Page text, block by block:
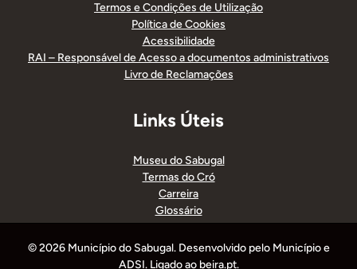
Termos e Condições de Utilização
Política de Cookies
Acessibilidade
RAI – Responsável de Acesso a documentos administrativos
Livro de Reclamações
Links Úteis
Museu do Sabugal
Termas do Cró
Carreira
Glossário
© 2026 Município do Sabugal. Desenvolvido pelo Município e
ADSI. Ligado ao beira.pt.